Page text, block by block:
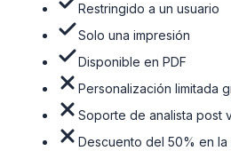
Restringido a un usuario
Solo una impresión
Disponible en PDF
Personalización limitada
Soporte de analista post
Descuento del 50% en la